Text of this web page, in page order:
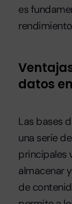
es
datos
Las bases
una serie
principales
almacenar
de